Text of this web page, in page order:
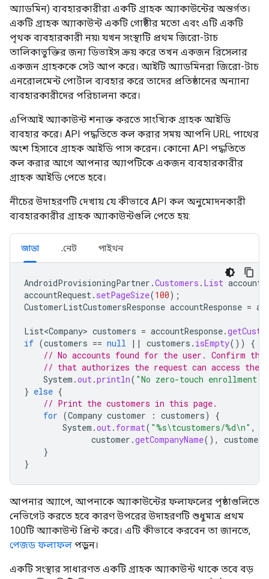
অ্যাডমিন) ব্যবহারকারীরা একটি গ্রাহক অ্যাকাউন্টের অন্তর্গত।
একটি গ্রাহক অ্যাকাউন্ট একটি গোষ্ঠীর মতো এবং এটি একটি
পৃথক ব্যবহারকারী নয়৷ যখন সংস্থাটি প্রথম জিরো-টাচ
তালিকাভুক্তির জন্য ডিভাইস ক্রয় করে তখন একজন রিসেলার
একজন গ্রাহককে সেট আপ করে। আইটি অ্যাডমিনরা জিরো-টাচ
এনরোলমেন্ট পোর্টাল ব্যবহার করে তাদের প্রতিষ্ঠানের অন্যান্য
ব্যবহারকারীদের পরিচালনা করে।
এপিআই অ্যাকাউন্ট শনাক্ত করতে সাংখ্যিক গ্রাহক আইডি
ব্যবহার করে। API পদ্ধতিতে কল করার সময় আপনি URL পাথের
অংশ হিসাবে গ্রাহক আইডি পাস করেন। কোনো API পদ্ধতিতে
কল করার আগে আপনার অ্যাপটিকে একজন ব্যবহারকারীর
গ্রাহক আইডি পেতে হবে।
নীচের উদাহরণটি দেখায় যে কীভাবে API কল অনুমোদনকারী
ব্যবহারকারীর গ্রাহক অ্যাকাউন্টগুলি পেতে হয়:
জাভা .নেট পাইথন
AndroidProvisioningPartner .Customers . List
accountRequest . setPageSize(100);
CustomerListCustomersResponse accountResponse =
List<Company> customers = accountResponse.
if (customers == null || customers . isEmpty())
{
// No accounts found for the user. Confirm the
// that authorizes the request can access the
System .out .println( "No zero-touch enrollment
} else {
// Print the customers in this page.
for (Company customer : customers)
{
System .out . format( "%s\tcustomers/%d\n" ,
customer .getCompanyName(), customer
}
}
আপনার অ্যাপে, আপনাকে অ্যাকাউন্টের ফলাফলের পৃষ্ঠাগুলিতে
নেভিগেট করতে হবে কারণ উপরের উদাহরণটি শুধুমাত্র প্রথম
100টি অ্যাকাউন্ট প্রিন্ট করে। এটি কীভাবে করবেন তা জানতে,
পেজড ফলাফল পড়ুন।
একটি সংস্থার সাধারণত একটি গ্রাহক অ্যাকাউন্ট থাকে তবে বড়